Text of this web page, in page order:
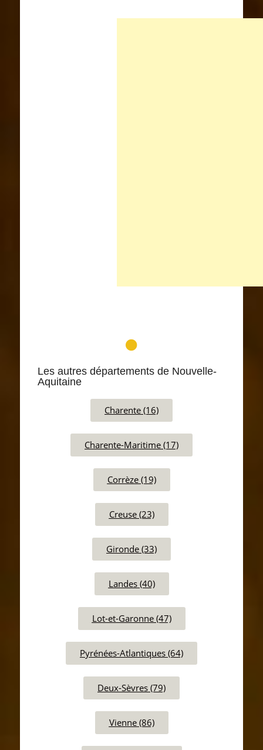
Les autres départements de Nouvelle-
Aquitaine
Charente (16)
Charente-Maritime (17)
Corrèze (19)
Creuse (23)
Gironde (33)
Landes (40)
Lot-et-Garonne (47)
Pyrénées-Atlantiques (64)
Deux-Sèvres (79)
Vienne (86)